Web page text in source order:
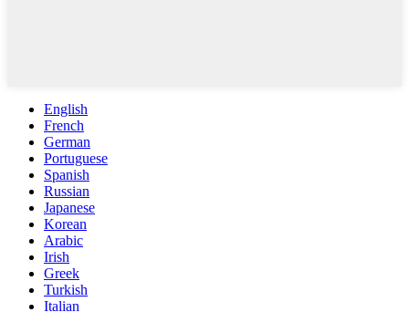
English
French
German
Portuguese
Spanish
Russian
Japanese
Korean
Arabic
Irish
Greek
Turkish
Italian